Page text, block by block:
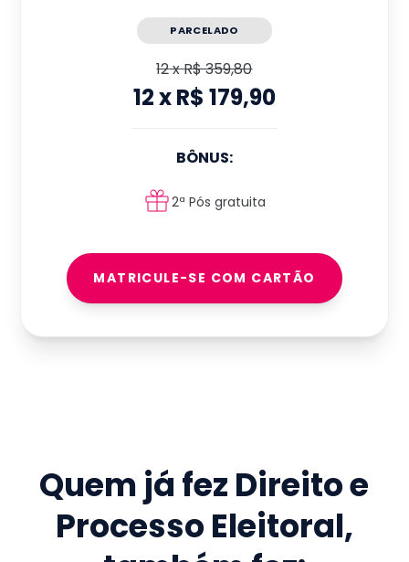
PARCELADO
12xR$ 359,80
12xR$ 179,90
BÔNUS:
2ª Pós gratuita
MATRICULE-SE COM CARTÃO
Quem já fez Direito e
Processo Eleitoral,